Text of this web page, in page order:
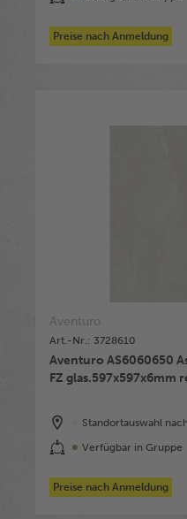
Preise nach Anmeldung
Aventuro
Art.-Nr.: 3728610
Aventuro AS6060650
FZ
Standortauswahl
Verfügbar in Gruppe
Preise nach Anmeldung